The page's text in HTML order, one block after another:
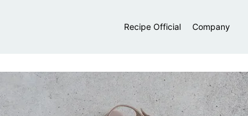
Recipe Official Company